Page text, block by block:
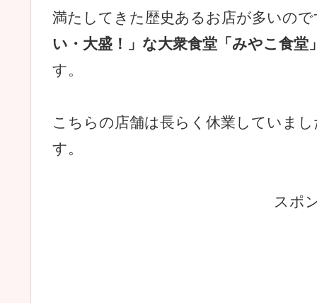
満たしてきた歴史あるお店が多いの
い・大盛！」な大衆食堂「みやこ食堂
す。
こちらの店舗は長らく休業していま
す。
スポ